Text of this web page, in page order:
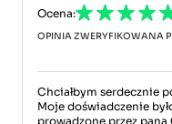
Ocena:
OPINIA ZWERYFIKOWANA
Chciałbym serdecznie
Moje doświadczenie
prowadzone przez pana